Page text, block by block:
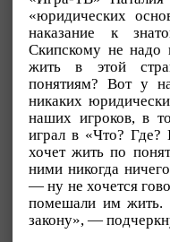
«юридических
наказание к
Скипскому не надо
жить в этой
понятиям? Вот у
никаких
наших игроков, в
играл в «Что? Где?
хочет жить по
ними никогда
— ну не хочется
помешали им жить.
закону», —